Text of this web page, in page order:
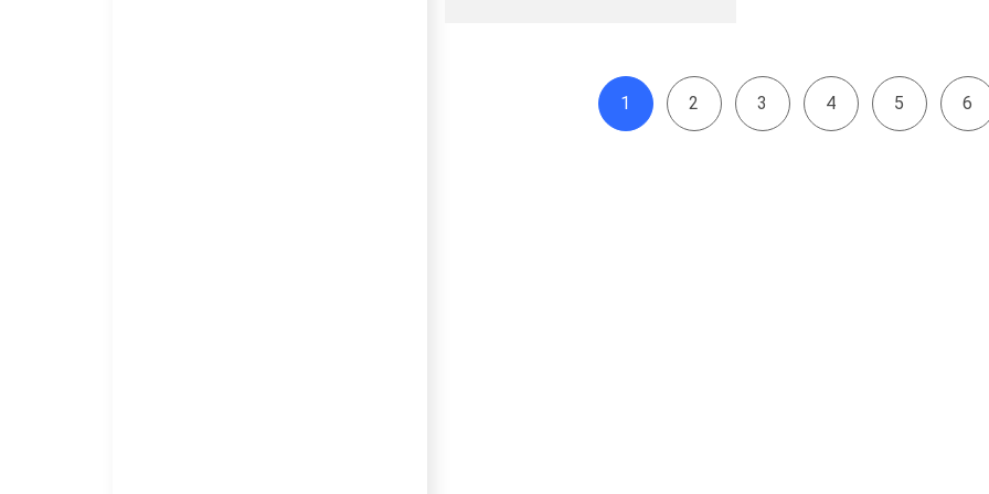
1 2 3 4 5 6